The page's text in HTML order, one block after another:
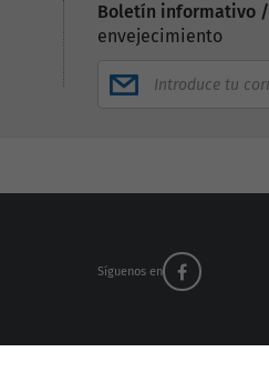
Boletín informativo /
envejecimiento
Síguenos en